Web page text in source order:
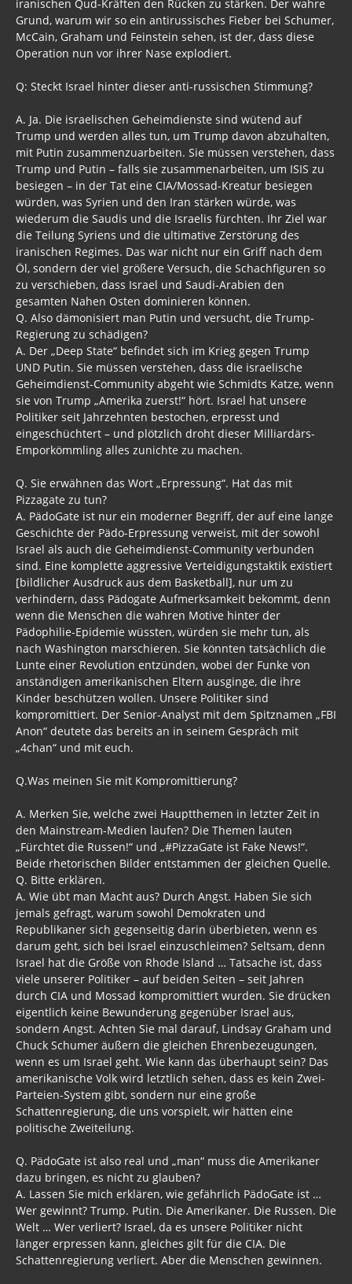
iranischen Qud-Kräften den Rücken zu stärken. Der wahre
Grund, warum wir so ein antirussisches Fieber bei Schumer,
McCain, Graham und Feinstein sehen, ist der, dass diese
Operation nun vor ihrer Nase explodiert.
Q: Steckt Israel hinter dieser anti-russischen Stimmung?
A. Ja. Die israelischen Geheimdienste sind wütend auf
Trump und werden alles tun, um Trump davon abzuhalten,
mit Putin zusammenzuarbeiten. Sie müssen verstehen, dass
Trump und Putin – falls sie zusammenarbeiten, um ISIS zu
besiegen – in der Tat eine CIA/Mossad-Kreatur besiegen
würden, was Syrien und den Iran stärken würde, was
wiederum die Saudis und die Israelis fürchten. Ihr Ziel war
die Teilung Syriens und die ultimative Zerstörung des
iranischen Regimes. Das war nicht nur ein Griff nach dem
Öl, sondern der viel größere Versuch, die Schachfiguren so
zu verschieben, dass Israel und Saudi-Arabien den
gesamten Nahen Osten dominieren können.
Q. Also dämonisiert man Putin und versucht, die Trump-
Regierung zu schädigen?
A. Der „Deep State“ befindet sich im Krieg gegen Trump
UND Putin. Sie müssen verstehen, dass die israelische
Geheimdienst-Community abgeht wie Schmidts Katze, wenn
sie von Trump „Amerika zuerst!“ hört. Israel hat unsere
Politiker seit Jahrzehnten bestochen, erpresst und
eingeschüchtert – und plötzlich droht dieser Milliardärs-
Emporkömmling alles zunichte zu machen.
Q. Sie erwähnen das Wort „Erpressung“. Hat das mit
Pizzagate zu tun?
A. PädoGate ist nur ein moderner Begriff, der auf eine lange
Geschichte der Pädo-Erpressung verweist, mit der sowohl
Israel als auch die Geheimdienst-Community verbunden
sind. Eine komplette aggressive Verteidigungstaktik existiert
[bildlicher Ausdruck aus dem Basketball], nur um zu
verhindern, dass Pädogate Aufmerksamkeit bekommt, denn
wenn die Menschen die wahren Motive hinter der
Pädophilie-Epidemie wüssten, würden sie mehr tun, als
nach Washington marschieren. Sie könnten tatsächlich die
Lunte einer Revolution entzünden, wobei der Funke von
anständigen amerikanischen Eltern ausginge, die ihre
Kinder beschützen wollen. Unsere Politiker sind
kompromittiert. Der Senior-Analyst mit dem Spitznamen „FBI
Anon“ deutete das bereits an in seinem Gespräch mit
„4chan“ und mit euch.
Q.Was meinen Sie mit Kompromittierung?
A. Merken Sie, welche zwei Hauptthemen in letzter Zeit in
den Mainstream-Medien laufen? Die Themen lauten
„Fürchtet die Russen!“ und „#PizzaGate ist Fake News!“.
Beide rhetorischen Bilder entstammen der gleichen Quelle.
Q. Bitte erklären.
A. Wie übt man Macht aus? Durch Angst. Haben Sie sich
jemals gefragt, warum sowohl Demokraten und
Republikaner sich gegenseitig darin überbieten, wenn es
darum geht, sich bei Israel einzuschleimen? Seltsam, denn
Israel hat die Größe von Rhode Island … Tatsache ist, dass
viele unserer Politiker – auf beiden Seiten – seit Jahren
durch CIA und Mossad kompromittiert wurden. Sie drücken
eigentlich keine Bewunderung gegenüber Israel aus,
sondern Angst. Achten Sie mal darauf, Lindsay Graham und
Chuck Schumer äußern die gleichen Ehrenbezeugungen,
wenn es um Israel geht. Wie kann das überhaupt sein? Das
amerikanische Volk wird letztlich sehen, dass es kein Zwei-
Parteien-System gibt, sondern nur eine große
Schattenregierung, die uns vorspielt, wir hätten eine
politische Zweiteilung.
Q. PädoGate ist also real und „man“ muss die Amerikaner
dazu bringen, es nicht zu glauben?
A. Lassen Sie mich erklären, wie gefährlich PädoGate ist …
Wer gewinnt? Trump. Putin. Die Amerikaner. Die Russen. Die
Welt … Wer verliert? Israel, da es unsere Politiker nicht
länger erpressen kann, gleiches gilt für die CIA. Die
Schattenregierung verliert. Aber die Menschen gewinnen.